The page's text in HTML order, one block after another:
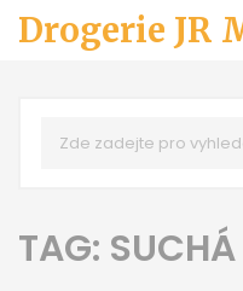
Drogerie JR
TAG: